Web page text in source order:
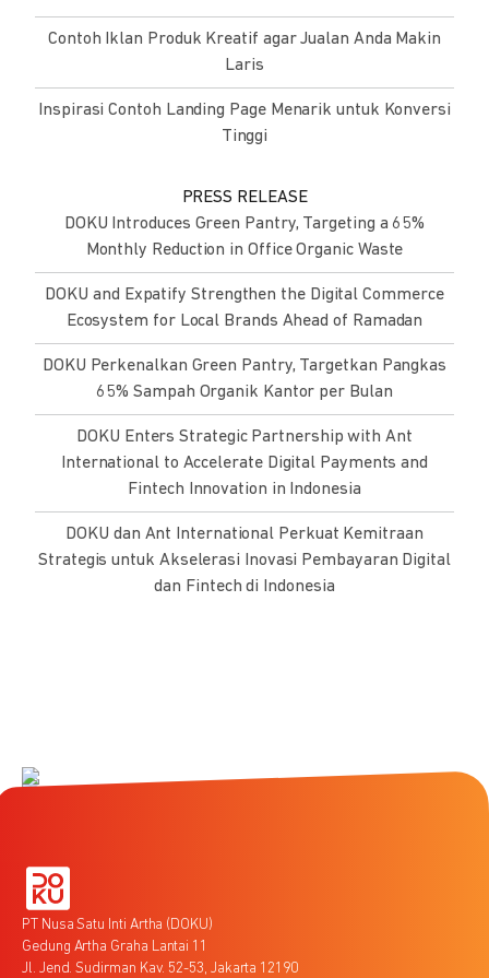
Contoh Iklan Produk Kreatif agar Jualan Anda Makin
Laris
Inspirasi Contoh Landing Page Menarik untuk Konversi
Tinggi
PRESS RELEASE
DOKU Introduces Green Pantry, Targeting a 65%
Monthly Reduction in Office Organic Waste
DOKU and Expatify Strengthen the Digital Commerce
Ecosystem for Local Brands Ahead of Ramadan
DOKU Perkenalkan Green Pantry, Targetkan Pangkas
65% Sampah Organik Kantor per Bulan
DOKU Enters Strategic Partnership with Ant
International to Accelerate Digital Payments and
Fintech Innovation in Indonesia
DOKU dan Ant International Perkuat Kemitraan
Strategis untuk Akselerasi Inovasi Pembayaran Digital
dan Fintech di Indonesia
PT Nusa Satu Inti Artha (DOKU)
Gedung Artha Graha Lantai 11
Jl. Jend. Sudirman Kav. 52-53, Jakarta 12190